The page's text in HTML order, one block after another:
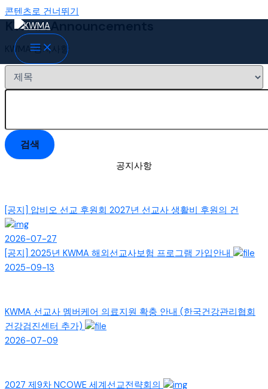
콘텐츠로 건너뛰기
KWMA Announcements
KWMA 공지사항
검색
공지사항
[공지] 압비오 선교 후원회 2027년 선교사 생활비 후원의 건
2026-07-27
[공지] 2025년 KWMA 해외선교사보험 프로그램 가입안내
2025-09-13
KWMA 선교사 멤버케어 의료지원 확충 안내 (한국건강관리협회
건강검진센터 추가)
2026-07-09
2027 제9차 NCOWE 세계선교전략회의